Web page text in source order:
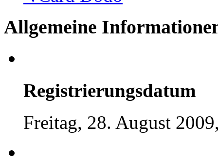
Allgemeine
Registrierungsdatum
Freitag, 28. August